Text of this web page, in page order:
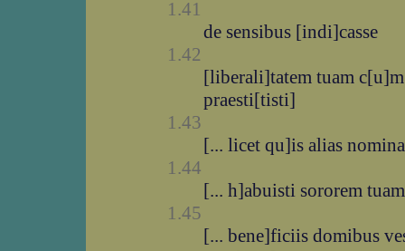
1.41
de sensibus [indi]casse
1.42
[liberali]tatem tuam
praesti[tisti]
1.43
[... licet qu]is alias
1.44
[... h]abuisti sororem
1.45
[... bene]ficiis domibus